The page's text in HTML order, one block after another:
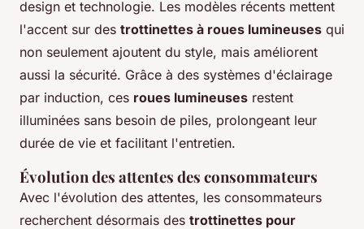
design et technologie. Les modèles récents mettent
l'accent sur des trottinettes à roues lumineuses qui
non seulement ajoutent du style, mais améliorent
aussi la sécurité. Grâce à des systèmes d'éclairage
par induction, ces roues lumineuses restent
illuminées sans besoin de piles, prolongeant leur
durée de vie et facilitant l'entretien.
Évolution des attentes des consommateurs
Avec l'évolution des attentes, les consommateurs
recherchent désormais des trottinettes pour